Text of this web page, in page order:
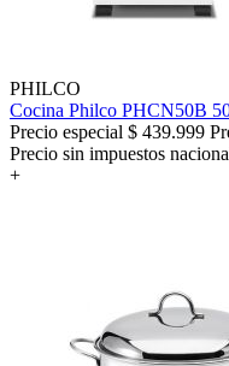
PHILCO
Cocina Philco PHCN50B
Precio especial $ 439.999
Precio sin impuestos
+